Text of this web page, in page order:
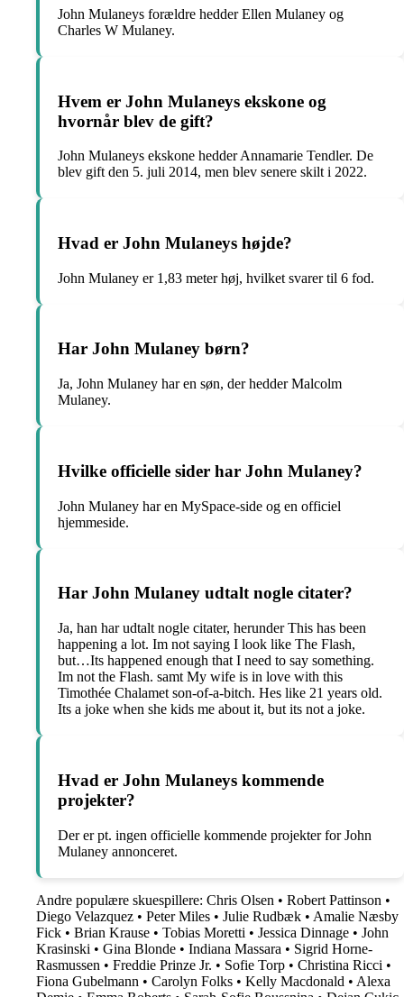
John Mulaneys forældre hedder Ellen Mulaney og
Charles W Mulaney.
Hvem er John Mulaneys ekskone og
hvornår blev de gift?
John Mulaneys ekskone hedder Annamarie Tendler. De
blev gift den 5. juli 2014, men blev senere skilt i 2022.
Hvad er John Mulaneys højde?
John Mulaney er 1,83 meter høj, hvilket svarer til 6 fod.
Har John Mulaney børn?
Ja, John Mulaney har en søn, der hedder Malcolm
Mulaney.
Hvilke officielle sider har John Mulaney?
John Mulaney har en MySpace-side og en officiel
hjemmeside.
Har John Mulaney udtalt nogle citater?
Ja, han har udtalt nogle citater, herunder This has been
happening a lot. Im not saying I look like The Flash,
but…Its happened enough that I need to say something.
Im not the Flash. samt My wife is in love with this
Timothée Chalamet son-of-a-bitch. Hes like 21 years old.
Its a joke when she kids me about it, but its not a joke.
Hvad er John Mulaneys kommende
projekter?
Der er pt. ingen officielle kommende projekter for John
Mulaney annonceret.
Andre populære skuespillere: Chris Olsen • Robert Pattinson •
Diego Velazquez • Peter Miles • Julie Rudbæk • Amalie Næsby
Fick • Brian Krause • Tobias Moretti • Jessica Dinnage • John
Krasinski • Gina Blonde • Indiana Massara • Sigrid Horne-
Rasmussen • Freddie Prinze Jr. • Sofie Torp • Christina Ricci •
Fiona Gubelmann • Carolyn Folks • Kelly Macdonald • Alexa